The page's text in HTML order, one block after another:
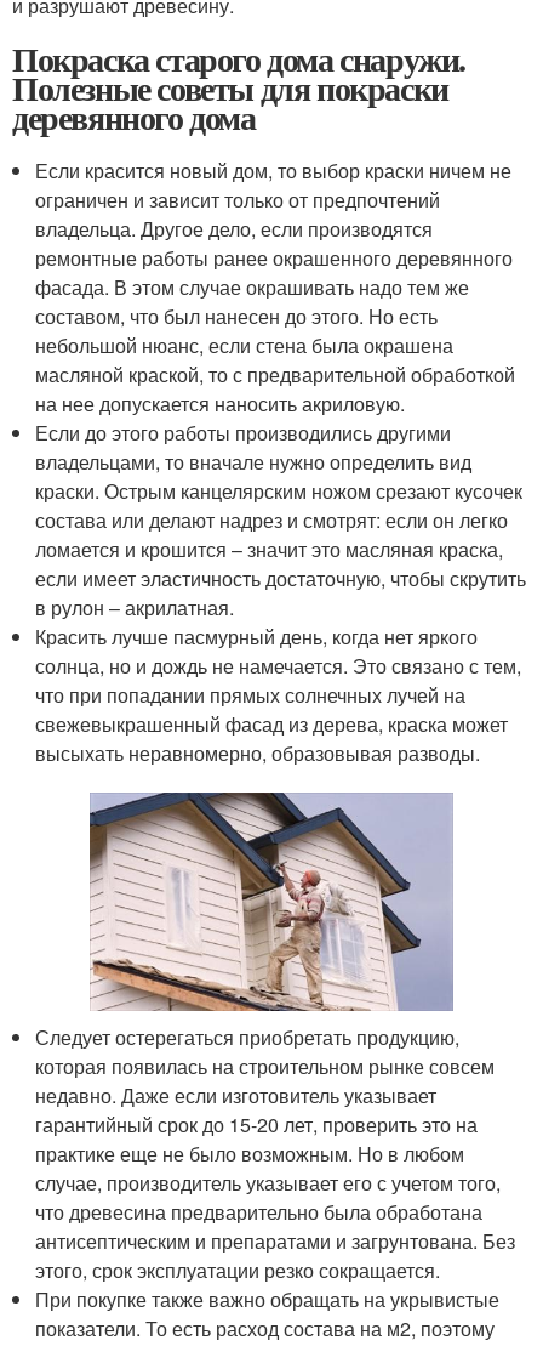
и разрушают древесину.
Покраска старого дома снаружи.
Полезные советы для покраски
деревянного дома
Если красится новый дом, то выбор краски ничем не
ограничен и зависит только от предпочтений
владельца. Другое дело, если производятся
ремонтные работы ранее окрашенного деревянного
фасада. В этом случае окрашивать надо тем же
составом, что был нанесен до этого. Но есть
небольшой нюанс, если стена была окрашена
масляной краской, то с предварительной обработкой
на нее допускается наносить акриловую.
Если до этого работы производились другими
владельцами, то вначале нужно определить вид
краски. Острым канцелярским ножом срезают кусочек
состава или делают надрез и смотрят: если он легко
ломается и крошится – значит это масляная краска,
если имеет эластичность достаточную, чтобы скрутить
в рулон – акрилатная.
Красить лучше пасмурный день, когда нет яркого
солнца, но и дождь не намечается. Это связано с тем,
что при попадании прямых солнечных лучей на
свежевыкрашенный фасад из дерева, краска может
высыхать неравномерно, образовывая разводы.
Следует остерегаться приобретать продукцию,
которая появилась на строительном рынке совсем
недавно. Даже если изготовитель указывает
гарантийный срок до 15-20 лет, проверить это на
практике еще не было возможным. Но в любом
случае, производитель указывает его с учетом того,
что древесина предварительно была обработана
антисептическим и препаратами и загрунтована. Без
этого, срок эксплуатации резко сокращается.
При покупке также важно обращать на укрывистые
показатели. То есть расход состава на м2, поэтому